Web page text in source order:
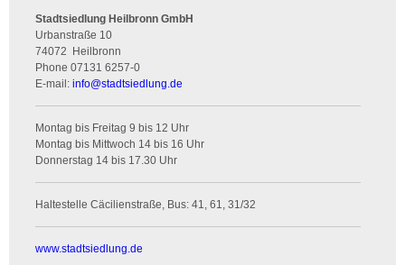
Stadtsiedlung Heilbronn GmbH
Urbanstraße 10
74072
Heilbronn
Phone 07131 6257-0
E-mail: info@stadtsiedlung.de
Montag bis Freitag 9 bis 12 Uhr
Montag bis Mittwoch 14 bis 16 Uhr
Donnerstag 14 bis 17.30 Uhr
Haltestelle Cäcilienstraße, Bus: 41, 61, 31/32
www.stadtsiedlung.de